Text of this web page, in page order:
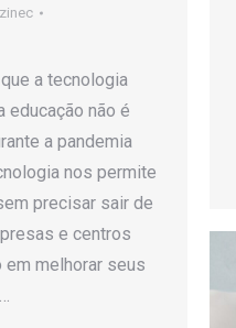
a tecnologia
educação não é
a pandemia
nos permite
precisar sair de
e centros
melhorar seus